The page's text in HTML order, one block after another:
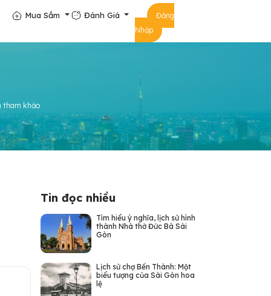
Mua Sắm Đánh Giá
Đăng
Nhập
tham khảo
Tin đọc nhiều
Tìm hiểu ý nghĩa, lịch sử hình
thành Nhà thờ Đức Bà Sài
Gòn
Lịch sử chợ Bến Thành: Một
biểu tượng của Sài Gòn hoa
lệ